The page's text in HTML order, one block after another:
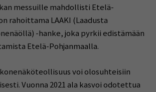
messuille mahdollisti Etelä-
rahoittama LAAKI (Laadusta
-hanke, joka pyrkii edistämään
Etelä-Pohjanmaalla.
voi olosuhteisiin
Vuonna 2021 ala kasvoi odotettua